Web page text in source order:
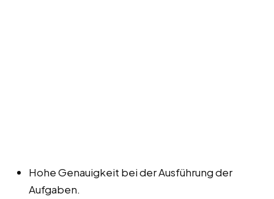
Hohe Genauigkeit bei der Ausführung der
Aufgaben.